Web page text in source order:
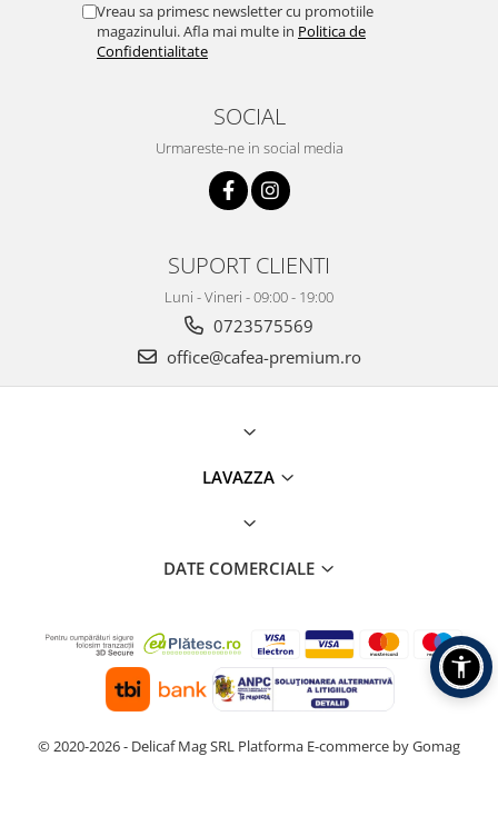
Vreau sa primesc newsletter cu promotiile
magazinului. Afla mai multe in Politica de
Confidentialitate
SOCIAL
Urmareste-ne in social media
SUPORT CLIENTI
Luni - Vineri - 09:00 - 19:00
0723575569
office@cafea-premium.ro
LAVAZZA
DATE COMERCIALE
© 2020-2026 - Delicaf Mag SRL Platforma E-commerce by Gomag